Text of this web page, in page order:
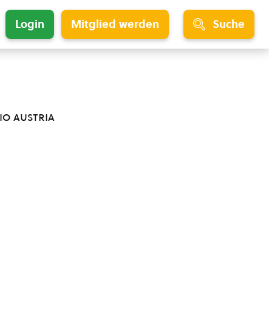
Login Mitglied werden Suche
austria